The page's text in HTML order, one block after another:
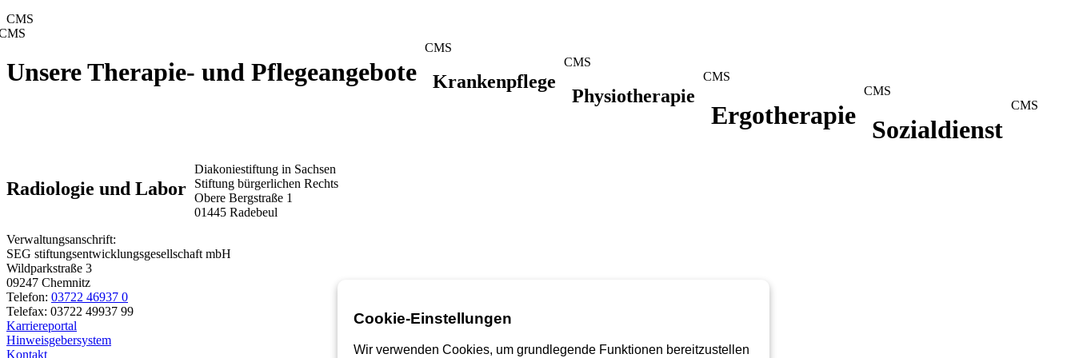
CMS
Unsere Therapie- und Pflegeangebote
CMS
Krankenpflege
CMS
Physiotherapie
CMS
Ergotherapie
CMS
Sozialdienst
CMS
Radiologie und Labor
Diakoniestiftung in Sachsen
Stiftung bürgerlichen Rechts
Obere Bergstraße 1
01445 Radebeul
Verwaltungsanschrift:
SEG stiftungsentwicklungsgesellschaft mbH
Wildparkstraße 3
09247 Chemnitz
Telefon: 03722 46937 0
Telefax: 03722 49937 99
Karriereportal
Hinweisgebersystem
Kontakt
Cookie-Einstellungen
Wir verwenden Cookies, um grundlegende Funktionen bereitzustellen